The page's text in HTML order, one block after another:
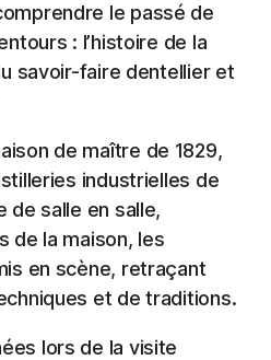
le passé de
: l’histoire de la
savoir-faire dentellier et
de maître de 1829,
industrielles de
de salle en salle,
de la maison, les
en scène, retraçant
et de traditions.
lors de la visite